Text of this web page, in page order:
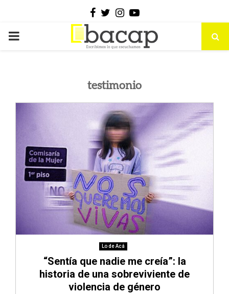
Facebook
Twitter
Instagram
Youtube
PRIMARY
testimonio
Lo de Acá
“Sentía que nadie me creía”: la
historia de una sobreviviente de
violencia de género